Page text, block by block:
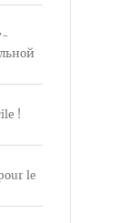
!
le